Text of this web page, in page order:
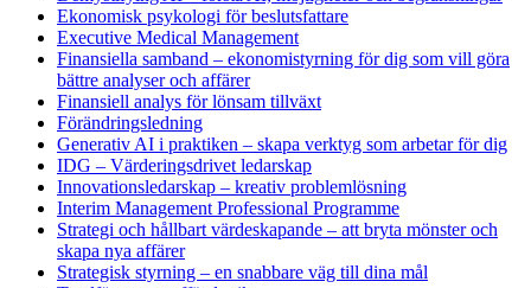
Ekonomisk psykologi för beslutsfattare
Executive Medical Management
Finansiella samband – ekonomistyrning för dig som vill göra
bättre analyser och affärer
Finansiell analys för lönsam tillväxt
Förändringsledning
Generativ AI i praktiken – skapa verktyg som arbetar för dig
IDG – Värderingsdrivet ledarskap
Innovationsledarskap – kreativ problemlösning
Interim Management Professional Programme
Strategi och hållbart värdeskapande – att bryta mönster och
skapa nya affärer
Strategisk styrning – en snabbare väg till dina mål